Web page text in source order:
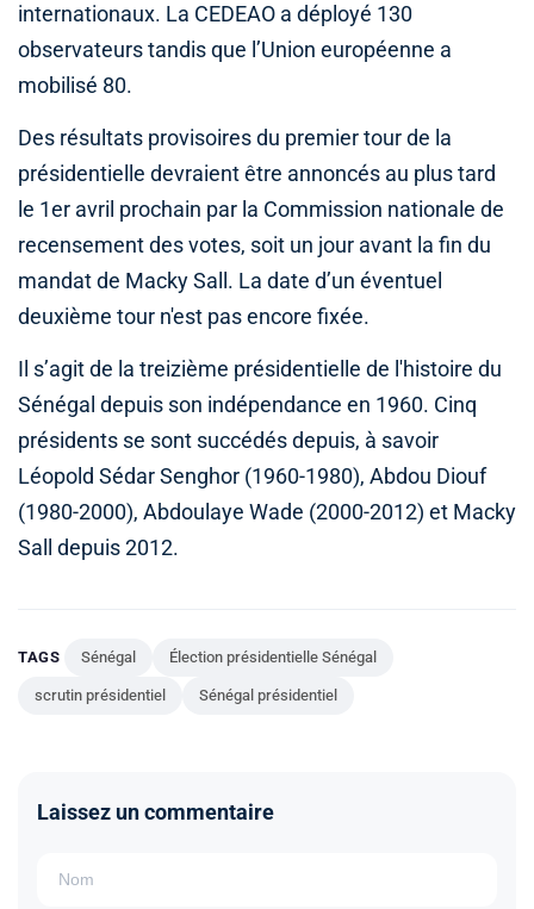
internationaux. La CEDEAO a déployé 130
observateurs tandis que l’Union européenne a
mobilisé 80.
Des résultats provisoires du premier tour de la
présidentielle devraient être annoncés au plus tard
le 1er avril prochain par la Commission nationale de
recensement des votes, soit un jour avant la fin du
mandat de Macky Sall. La date d’un éventuel
deuxième tour n'est pas encore fixée.
Il s’agit de la treizième présidentielle de l'histoire du
Sénégal depuis son indépendance en 1960. Cinq
présidents se sont succédés depuis, à savoir
Léopold Sédar Senghor (1960-1980), Abdou Diouf
(1980-2000), Abdoulaye Wade (2000-2012) et Macky
Sall depuis 2012.
TAGS Sénégal Élection présidentielle Sénégal
scrutin présidentiel Sénégal présidentiel
Laissez un commentaire